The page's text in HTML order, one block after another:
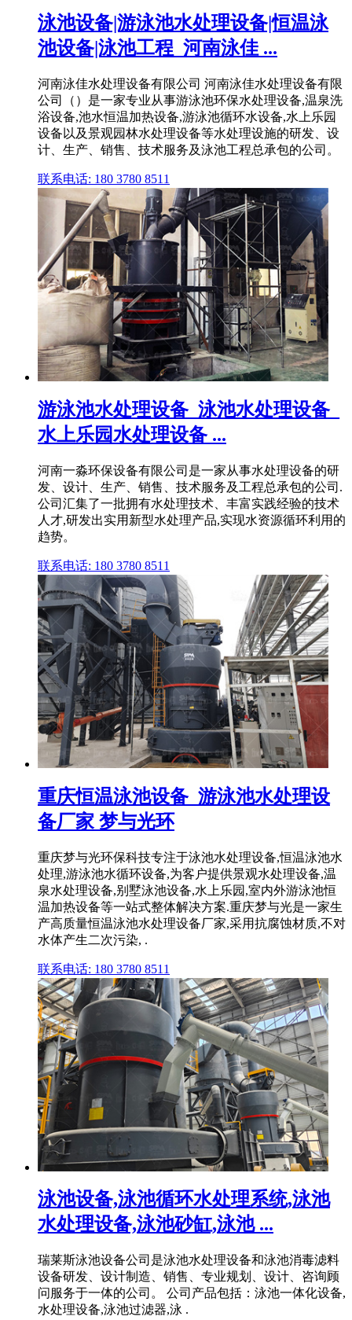
泳池设备|游泳池水处理设备|恒温泳
池设备|泳池工程_河南泳佳 ...
河南泳佳水处理设备有限公司 河南泳佳水处理设备有限
公司（）是一家专业从事游泳池环保水处理设备,温泉洗
浴设备,池水恒温加热设备,游泳池循环水设备,水上乐园
设备以及景观园林水处理设备等水处理设施的研发、设
计、生产、销售、技术服务及泳池工程总承包的公司。
联系电话: 180 3780 8511
游泳池水处理设备_泳池水处理设备_
水上乐园水处理设备 ...
河南一淼环保设备有限公司是一家从事水处理设备的研
发、设计、生产、销售、技术服务及工程总承包的公司.
公司汇集了一批拥有水处理技术、丰富实践经验的技术
人才,研发出实用新型水处理产品,实现水资源循环利用的
趋势。
联系电话: 180 3780 8511
重庆恒温泳池设备_游泳池水处理设
备厂家 梦与光环
重庆梦与光环保科技专注于泳池水处理设备,恒温泳池水
处理,游泳池水循环设备,为客户提供景观水处理设备,温
泉水处理设备,别墅泳池设备,水上乐园,室内外游泳池恒
温加热设备等一站式整体解决方案.重庆梦与光是一家生
产高质量恒温泳池水处理设备厂家,采用抗腐蚀材质,不对
水体产生二次污染, .
联系电话: 180 3780 8511
泳池设备,泳池循环水处理系统,泳池
水处理设备,泳池砂缸,泳池 ...
瑞莱斯泳池设备公司是泳池水处理设备和泳池消毒滤料
设备研发、设计制造、销售、专业规划、设计、咨询顾
问服务于一体的公司。 公司产品包括：泳池一体化设备,
水处理设备,泳池过滤器,泳 .